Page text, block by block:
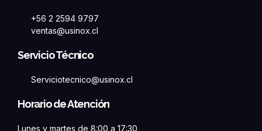
+56 2 2594 9797
ventas@usinox.cl
Servicio Técnico
Serviciotecnico@usinox.cl
Horario de Atención
Lunes y martes de 8:00 a 17:30